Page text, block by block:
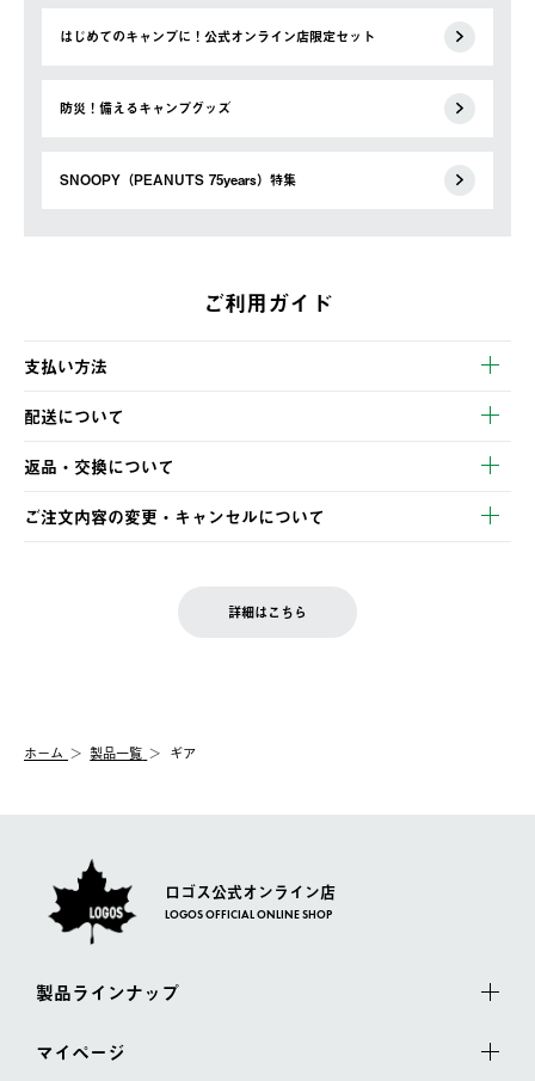
はじめてのキャンプに！公式オンライン店限定セット
防災！備えるキャンプグッズ
SNOOPY（PEANUTS 75years）特集
ご利用ガイド
支払い方法
以下のいずれかの方法でお支払いいただけます。
・クレジットカード決済
・コンビニ決済
・Pay-easy決済
配送について
【発送スケジュール】
ご注文・ご入金完了より2営業日以内に商品を発送いたします。
土日祝の発送はございませんので、木曜日以降のご注文は週明け
の発送となる場合がございます。
【配送業者】
佐川急便にて配送されます。
返品・交換について
※お客様都合の場合
お客様都合の返品にかかる送料は、お客様ご負担とさせていただ
一度お手元の商品を返品いただき、ご希望商品を再注文してくだ
ご注文内容の変更・キャンセルについて
LOGOS FAMILY会員の方は、会員マイページ内 購入履歴画面に
詳細はこちら
ホーム 製品一覧 ギア
ロゴス公式オンライン店
LOGOS OFFICIAL ONLINE SHOP
製品ラインナップ
マイページ